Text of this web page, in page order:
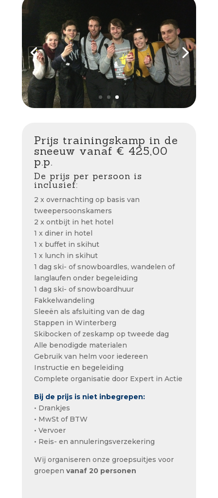
Prijs trainingskamp in de
sneeuw vanaf € 425,00
p.p.
De prijs per persoon is
inclusief:
2 x overnachting op basis van
tweepersoonskamers
2 x ontbijt in het hotel
1 x diner in hotel
1 x buffet in skihut
1 x lunch in skihut
1 dag ski- of snowboardles, wandelen of
langlaufen onder begeleiding
1 dag ski- of snowboardhuur
Fakkelwandeling
Sleeën als afsluiting van de dag
Stappen in Winterberg
Skibocken of zeskamp op tweede dag
Alle benodigde materialen
Gebruik van helm voor iedereen
Instructie en begeleiding
Complete organisatie door Expert in Actie
Bij de prijs is niet inbegrepen:
• Drankjes
• MwSt of BTW
• Vervoer
• Reis- en annuleringsverzekering
Wij organiseren onze groepsuitjes voor
groepen vanaf 20 personen